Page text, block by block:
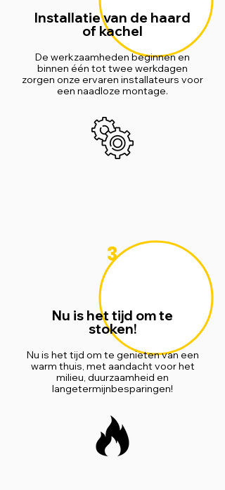
Installatie van de haard
of kachel
De werkzaamheden beginnen en
binnen één tot twee werkdagen
zorgen onze ervaren installateurs voor
een naadloze montage.
3
Nu is het tijd om te
stoken!
Nu is het tijd om te genieten van een
warm thuis, met aandacht voor het
milieu, duurzaamheid en
langetermijnbesparingen!